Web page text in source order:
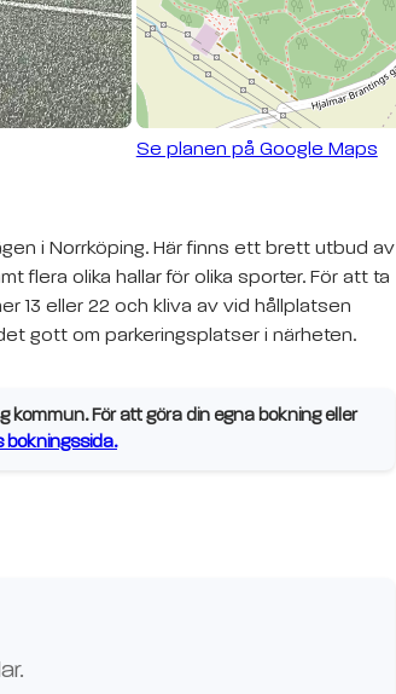
Se planen på Google Maps
i Norrköping. Här finns ett brett utbud av
flera olika hallar för olika sporter. För att ta
13 eller 22 och kliva av vid hållplatsen
gott om parkeringsplatser i närheten.
För att göra din egna bokning eller
bokningssida.